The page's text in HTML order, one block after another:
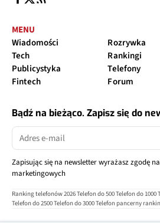
MENU
Wiadomości
Tech
Publicystyka
Fintech
Rozrywka
Rankingi
Telefony
Forum
Bądź na bieżąco. Zapisz się do
Zapisując się na newsletter wyrażasz zgodę
marketingowych
Ranking telefonów 2026Telefon do 500Telefon do 1000
Telefon do 2500Telefon do 3000Telefon pancerny